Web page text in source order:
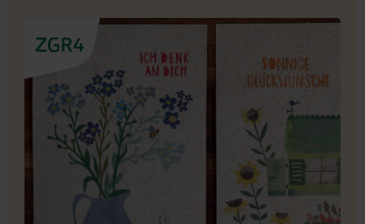
Saatgut-Grußkarten
Unsere liebevoll gestalteten Postkarten aus